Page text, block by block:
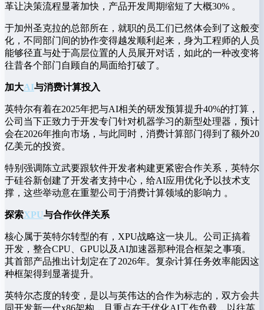
革让决策流程显著加快，产品开发周期缩短了大概30% 。
于加州圣克拉的总部所在，就职的员工们已然体会到了这般变
化，不同部门间的协作变得越发顺利起来，身为工程师的人员
能够径直与处于高层位置的人员展开对话，如此的一种改变将
往昔各个部门自顾自的局面给打破了。
加大AI与消费计算投入
英特尔有着在2025年把与AI相关的研发预算提升40%的打算，
公司当下正致力于开发专门针对机器学习的新型处理器，预计
会在2026年推向市场，与此同时，消费计算部门得到了额外20
亿美元的投资。
特别强调陈立武要跟软件开发者构建更紧密合作关系，英特尔
于硅谷新创建了开发者支持中心，给AI应用优化予以技术支
撑，这些举动意在重塑公司于消费计算领域的影响力 。
探索XPU与合作伙伴关系
核心属于英特尔转型的有，XPU战略这一块儿。公司正搞着
开发，整合CPU、GPU以及AI加速器那种混合框架之事项。
其首部产品推出计划定在了2026年。复杂计算任务效率能因这
种框架得到显著提升。
英特尔态度的转变，是以与英伟达的合作为标志的，双方会共
同开发新一代x86架构，且重点在于优化AI工作负载，以往英